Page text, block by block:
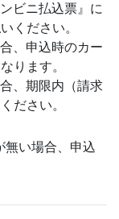
ビニ払込票』に
ください。
、申込時のカー
ります。
、期限内（請求
ださい。
無い場合、申込